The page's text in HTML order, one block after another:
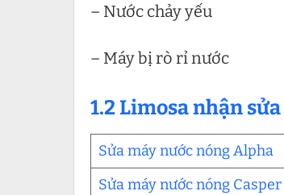
– Nước chảy yếu
– Máy bị rò rỉ nước
1.2 Limosa nhận
Sửa máy nước nóng Alpha
Sửa máy nước nóng Casper